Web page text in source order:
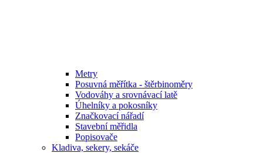
Metry
Posuvná měřítka - štěrbinoměry
Vodováhy a srovnávací latě
Úhelníky a pokosníky
Značkovací nářadí
Stavební měřidla
Popisovače
Kladiva, sekery, sekáče